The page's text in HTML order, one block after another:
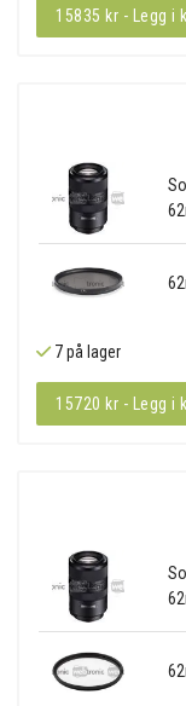
15835 kr - Legg i
7 på lager
15720 kr - Legg i